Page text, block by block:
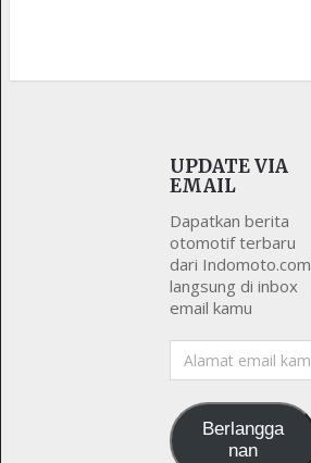
UPDATE VIA
EMAIL
Dapatkan berita
otomotif terbaru
dari Indomoto.com
langsung di inbox
email kamu
Alamat
email
Berlangga
nan